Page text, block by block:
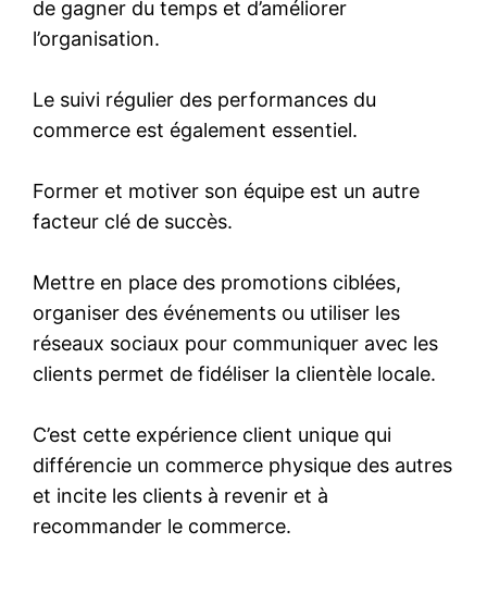
de gagner du temps et d’améliorer
l’organisation.
Le suivi régulier des performances du
commerce est également essentiel.
Former et motiver son équipe est un autre
facteur clé de succès.
Mettre en place des promotions ciblées,
organiser des événements ou utiliser les
réseaux sociaux pour communiquer avec les
clients permet de fidéliser la clientèle locale.
C’est cette expérience client unique qui
différencie un commerce physique des autres
et incite les clients à revenir et à
recommander le commerce.